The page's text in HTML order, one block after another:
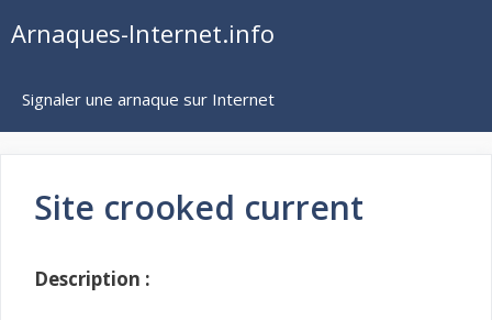
auArnaques-Internet.info
Signaler une arnaque sur Internet
Site crooked current
Description :